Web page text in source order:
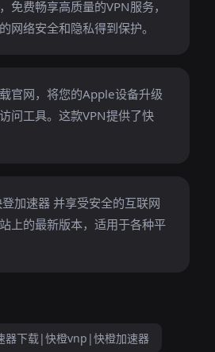
免费畅享高质量的VPN服务，
网络安全和隐私得到保护。
官网，将您的Apple设备升级
问工具。这款VPN提供了快
加速器 并享受安全的互联网
上的最新版本，适用于各种平
器下载|快橙vnp|快橙加速器